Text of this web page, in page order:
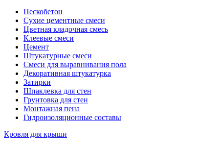
Пескобетон
Сухие цементные смеси
Цветная кладочная смесь
Клеевые смеси
Цемент
Штукатурные смеси
Смеси для выравнивания пола
Декоративная штукатурка
Затирки
Шпаклевка для стен
Грунтовка для стен
Монтажная пена
Гидроизоляционные составы
Кровля для крыши